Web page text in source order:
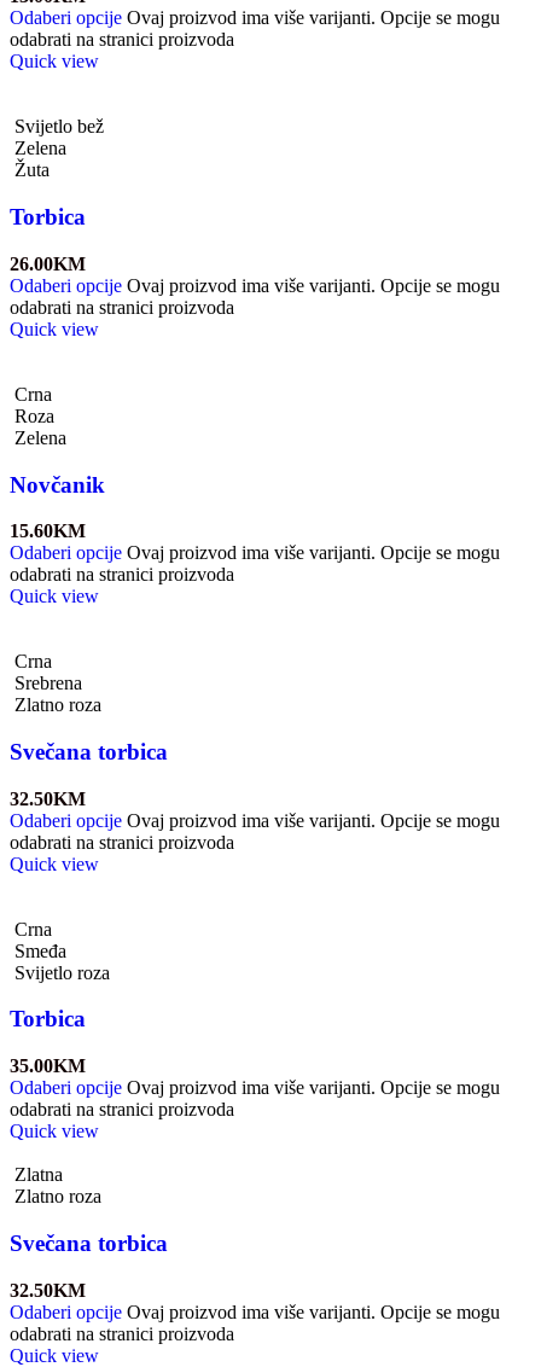
Odaberi opcije Ovaj proizvod ima više varijanti. Opcije se mogu
odabrati na stranici proizvoda
Quick view
Svijetlo bež
Zelena
Žuta
Torbica
26.00KM
Odaberi opcije Ovaj proizvod ima više varijanti. Opcije se mogu
odabrati na stranici proizvoda
Quick view
Crna
Roza
Zelena
Novčanik
15.60KM
Odaberi opcije Ovaj proizvod ima više varijanti. Opcije se mogu
odabrati na stranici proizvoda
Quick view
Crna
Srebrena
Zlatno roza
Svečana torbica
32.50KM
Odaberi opcije Ovaj proizvod ima više varijanti. Opcije se mogu
odabrati na stranici proizvoda
Quick view
Crna
Smeđa
Svijetlo roza
Torbica
35.00KM
Odaberi opcije Ovaj proizvod ima više varijanti. Opcije se mogu
odabrati na stranici proizvoda
Quick view
Zlatna
Zlatno roza
Svečana torbica
32.50KM
Odaberi opcije Ovaj proizvod ima više varijanti. Opcije se mogu
odabrati na stranici proizvoda
Quick view